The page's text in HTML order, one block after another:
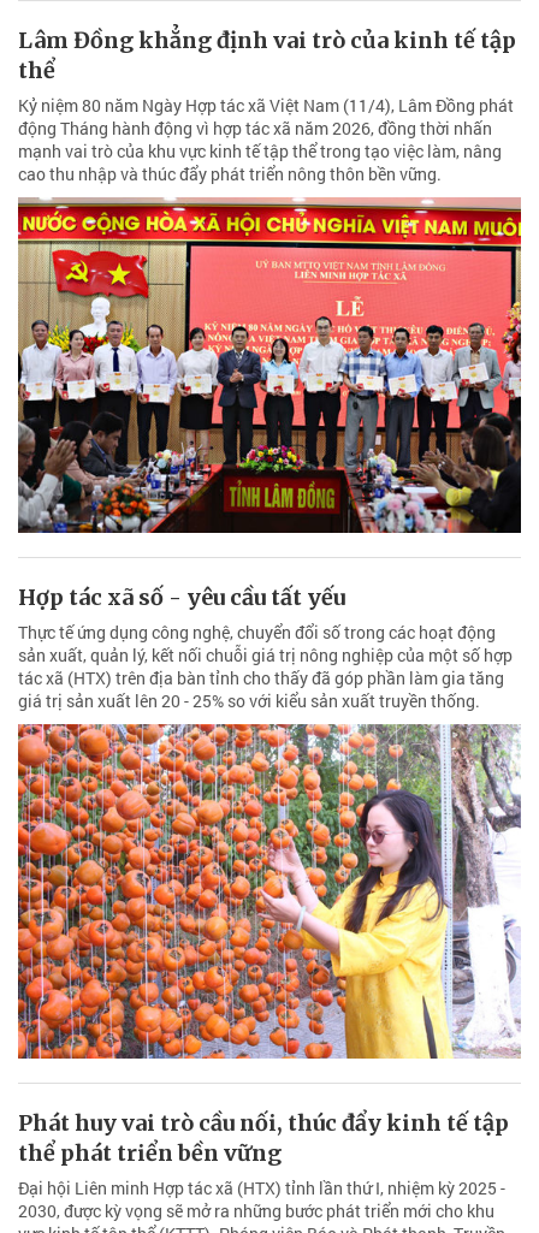
Lâm Đồng khẳng định vai trò của kinh tế tập
thể
Kỷ niệm 80 năm Ngày Hợp tác xã Việt Nam (11/4), Lâm Đồng phát
động Tháng hành động vì hợp tác xã năm 2026, đồng thời nhấn
mạnh vai trò của khu vực kinh tế tập thể trong tạo việc làm, nâng
cao thu nhập và thúc đẩy phát triển nông thôn bền vững.
Hợp tác xã số - yêu cầu tất yếu
Thực tế ứng dụng công nghệ, chuyển đổi số trong các hoạt động
sản xuất, quản lý, kết nối chuỗi giá trị nông nghiệp của một số hợp
tác xã (HTX) trên địa bàn tỉnh cho thấy đã góp phần làm gia tăng
giá trị sản xuất lên 20 - 25% so với kiểu sản xuất truyền thống.
Phát huy vai trò cầu nối, thúc đẩy kinh tế tập
thể phát triển bền vững
Đại hội Liên minh Hợp tác xã (HTX) tỉnh lần thứ I, nhiệm kỳ 2025 -
2030, được kỳ vọng sẽ mở ra những bước phát triển mới cho khu